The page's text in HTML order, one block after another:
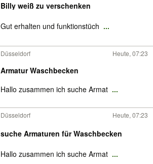
Billy weiß zu verschenken
Gut erhalten und funktionstüch ...
Düsseldorf Heute, 07:23
Armatur Waschbecken
Hallo zusammen ich suche Armat ...
Düsseldorf Heute, 07:23
suche Armaturen für Waschbecken
Hallo zusammen ich suche Armat ...